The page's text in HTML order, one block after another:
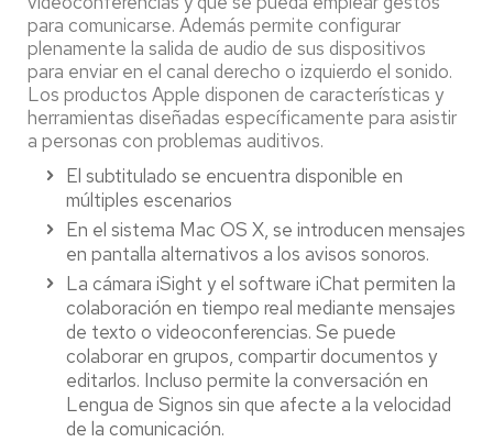
para comunicarse. Además permite configurar
plenamente la salida de audio de sus dispositivos
para enviar en el canal derecho o izquierdo el sonido.
Los productos Apple disponen de características y
herramientas diseñadas específicamente para asistir
a personas con problemas auditivos.
El subtitulado se encuentra disponible en
múltiples escenarios
En el sistema Mac OS X, se introducen mensajes
en pantalla alternativos a los avisos sonoros.
La cámara iSight y el software iChat permiten la
colaboración en tiempo real mediante mensajes
de texto o videoconferencias. Se puede
colaborar en grupos, compartir documentos y
editarlos. Incluso permite la conversación en
Lengua de Signos sin que afecte a la velocidad
de la comunicación.